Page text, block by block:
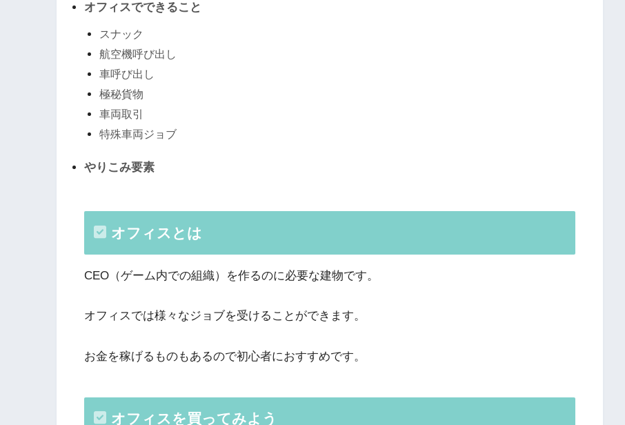
オフィスでできること
スナック
航空機呼び出し
車呼び出し
極秘貨物
車両取引
特殊車両ジョブ
やりこみ要素
オフィスとは
CEO（ゲーム内での組織）を作るのに必要な建物です。
オフィスでは様々なジョブを受けることができます。
お金を稼げるものもあるので初心者におすすめです。
オフィスを買ってみよう